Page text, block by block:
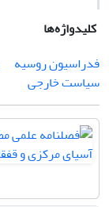
کلیدواژه‌ها
فدراسیون روسیه
سیاست خارجی